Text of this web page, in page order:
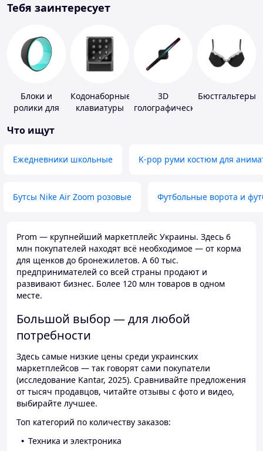
Тебя заинтересует
Блоки и
ролики для
Кодонаборные
клавиатуры
3D
голографические
Бюстгальтеры
Что ищут
Ежедневники школьные K-pop руми костюм для
Бутсы Nike Air Zoom розовые Футбольные ворота и
Prom — крупнейший маркетплейс Украины. Здесь 6
млн покупателей находят всё необходимое — от корма
для щенков до бронежилетов. А 60 тыс.
предпринимателей со всей страны продают и
развивают бизнес. Более 120 млн товаров в одном
месте.
Большой выбор — для любой
потребности
Здесь самые низкие цены среди украинских
маркетплейсов — так говорят сами покупатели
(исследование Kantar, 2025). Сравнивайте предложения
от тысяч продавцов, читайте отзывы с фото и видео,
выбирайте лучшее.
Топ категорий по количеству заказов:
Техника и электроника